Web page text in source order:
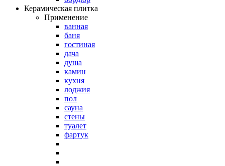
Керамическая плитка
Применение
ванная
баня
гостиная
дача
душа
камин
кухня
лоджия
пол
сауна
стены
туалет
фартук